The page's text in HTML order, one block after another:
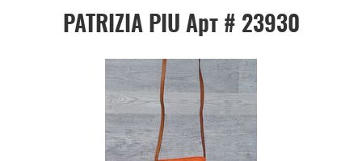
PATRIZIA PIU Арт # 23930